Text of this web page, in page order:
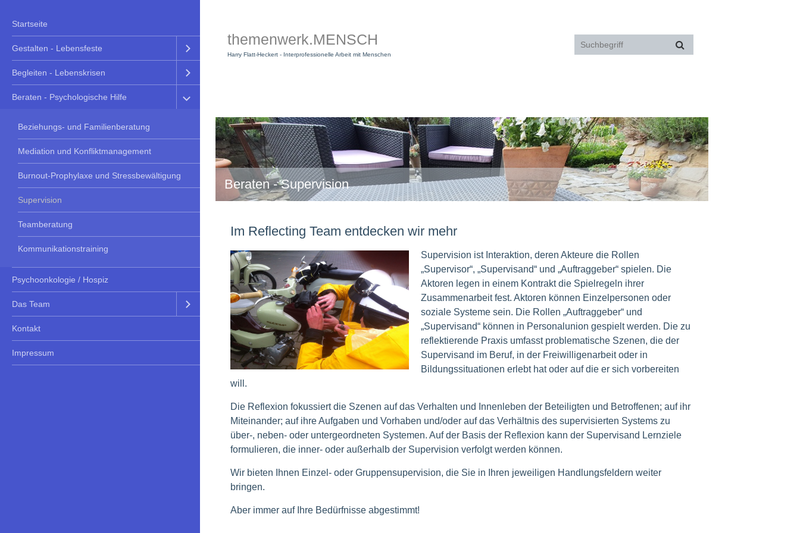
Startseite
Gestalten - Lebensfeste
Begleiten - Lebenskrisen
Beraten - Psychologische Hilfe
Beziehungs- und Familienberatung
Mediation und Konfliktmanagement
Burnout-Prophylaxe und Stressbewältigung
Supervision
Teamberatung
Kommunikationstraining
Psychoonkologie / Hospiz
Das Team
Kontakt
Impressum
themenwerk.MENSCH
Harry Flatt-Heckert - Interprofessionelle Arbeit mit Menschen
Beraten - Supervision
Im Reflecting Team entdecken wir mehr
Supervision ist Interaktion, deren Akteure die Rollen
„Supervisor“, „Supervisand“ und „Auftraggeber“ spielen. Die
Aktoren legen in einem Kontrakt die Spielregeln ihrer
Zusammenarbeit fest. Aktoren können Einzelpersonen oder
soziale Systeme sein. Die Rollen „Auftraggeber“ und
„Supervisand“ können in Personalunion gespielt werden. Die zu
reflektierende Praxis umfasst problematische Szenen, die der
Supervisand im Beruf, in der Freiwilligenarbeit oder in
Bildungssituationen erlebt hat oder auf die er sich vorbereiten
will.
Die Reflexion fokussiert die Szenen auf das Verhalten und Innenleben der Beteiligten und Betroffenen; auf ihr
Miteinander; auf ihre Aufgaben und Vorhaben und/oder auf das Verhältnis des supervisierten Systems zu
über-, neben- oder untergeordneten Systemen. Auf der Basis der Reflexion kann der Supervisand Lernziele
formulieren, die inner- oder außerhalb der Supervision verfolgt werden können.
Wir bieten Ihnen Einzel- oder Gruppensupervision, die Sie in Ihren jeweiligen Handlungsfeldern weiter
bringen.
Aber immer auf Ihre Bedürfnisse abgestimmt!